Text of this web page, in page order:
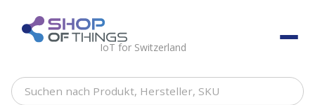
content ShopOfThings
IoT for Switzerland
Suchen